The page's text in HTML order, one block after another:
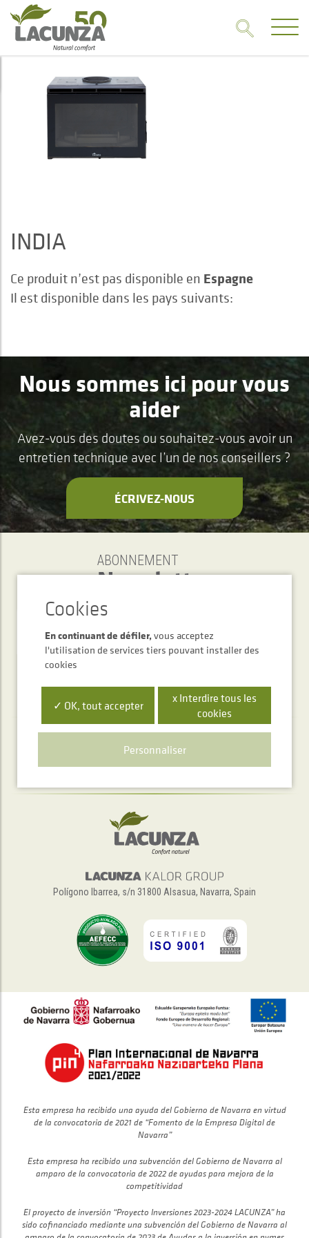
INDIA
Ce produit n’est pas disponible en Espagne
Il est disponible dans les pays suivants:
Nous sommes ici pour vous
aider
Avez-vous des doutes ou souhaitez-vous avoir un
entretien technique avec l’un de nos conseillers ?
ÉCRIVEZ-NOUS
ABONNEMENT
Newsletter
Service d'accueil téléphonique
+34 948 563 511
Polígono Ibarrea, s/n 31800 Alsasua, Navarra, Spain
Esta empresa ha recibido una ayuda del Gobierno de Navarra en virtud
de la convocatoria de 2021 de “Fomento de la Empresa Digital de
Navarra”
Esta empresa ha recibido una subvención del Gobierno de Navarra al
amparo de la convocatoria de 2022 de ayudas para mejora de la
competitividad
El proyecto de inversión “Proyecto Inversiones 2023-2024 LACUNZA” ha
sido cofinanciado mediante una subvención del Gobierno de Navarra al
En continuant de défiler,vous acceptez
l'utilisation de services tiers pouvant installer des
cookies
✓ OK, tout accepter
x Interdire tous les
cookies
Personnaliser